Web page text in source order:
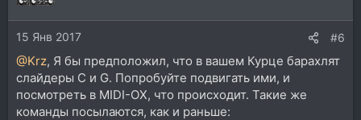
15 Янв 2017 #6
@Krz, Я бы предположил, что в вашем Курце барахлят
слайдеры C и G. Попробуйте подвигать ими, и
посмотреть в MIDI-OX, что происходит. Такие же
команды посылаются, как и раньше: